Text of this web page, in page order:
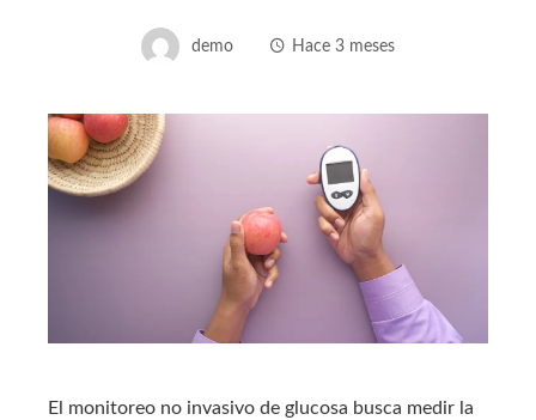
demo Hace 3 meses
El monitoreo no invasivo de glucosa busca medir la